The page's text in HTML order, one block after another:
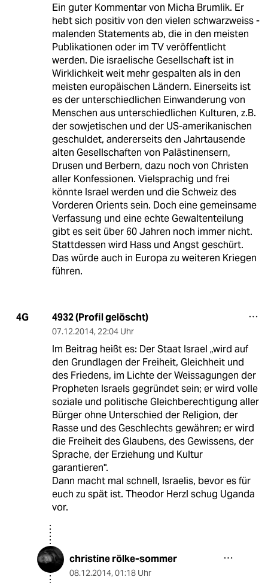
Ein guter Kommentar von Micha Brumlik. Er
hebt sich positiv von den vielen schwarzweiss -
malenden Statements ab, die in den meisten
Publikationen oder im TV veröffentlicht
werden. Die israelische Gesellschaft ist in
Wirklichkeit weit mehr gespalten als in den
meisten europäischen Ländern. Einerseits ist
es der unterschiedlichen Einwanderung von
Menschen aus unterschiedlichen Kulturen, z.B.
der sowjetischen und der US-amerikanischen
geschuldet, andererseits den Jahrtausende
alten Gesellschaften von Palästinensern,
Drusen und Berbern, dazu noch von Christen
aller Konfessionen. Vielsprachig und frei
könnte Israel werden und die Schweiz des
Vorderen Orients sein. Doch eine gemeinsame
Verfassung und eine echte Gewaltenteilung
gibt es seit über 60 Jahren noch immer nicht.
Stattdessen wird Hass und Angst geschürt.
Das würde auch in Europa zu weiteren Kriegen
führen.
4G 4932 (Profil gelöscht)
07.12.2014, 22:04 Uhr
Im Beitrag heißt es: Der Staat Israel „wird auf
den Grundlagen der Freiheit, Gleichheit und
des Friedens, im Lichte der Weissagungen der
Propheten Israels gegründet sein; er wird volle
soziale und politische Gleichberechtigung aller
Bürger ohne Unterschied der Religion, der
Rasse und des Geschlechts gewähren; er wird
die Freiheit des Glaubens, des Gewissens, der
Sprache, der Erziehung und Kultur
garantieren".
Dann macht mal schnell, Israelis, bevor es für
euch zu spät ist. Theodor Herzl schug Uganda
vor.
christine rölke-sommer
08.12.2014, 01:18 Uhr